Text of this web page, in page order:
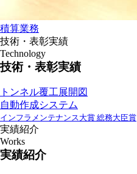
積算業務
技術・表彰実績
Technology
技術・表彰実績
トンネル覆工展開図
自動作成システム
インフラメンテナンス大賞 総務大臣賞
実績紹介
Works
実績紹介